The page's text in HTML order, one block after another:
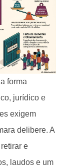
forma
jurídico e
exigem
delibere. A
e
laudos e um